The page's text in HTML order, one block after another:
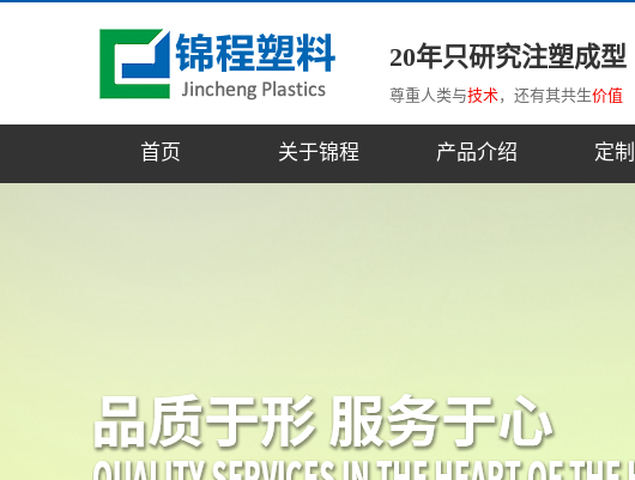
20年只研究注塑成型
尊重人类与技术，还有其共生价值
首页 关于锦程 产品介绍 定